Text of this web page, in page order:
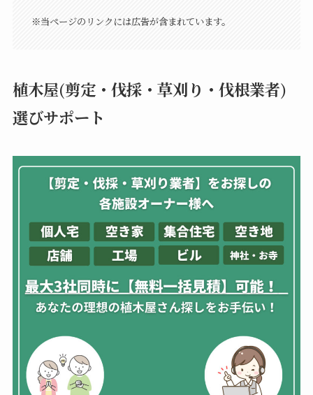
※当ページのリンクには広告が含まれています。
植木屋(剪定・伐採・草刈り・伐根業者)
選びサポート